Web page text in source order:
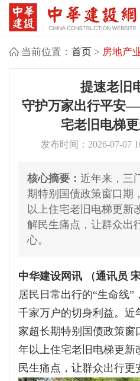
当前位置： 首页> 房地产
提速老旧
守护万家出行平安
宅老旧电梯
发布时间：2026-07-07
核心摘要： 近年来，三
期特别国债政策窗口期
以上住宅老旧电梯更新
解民生痛点，让群众出
心。
中华建设网讯 （通讯员 宋
居民日常出行的“生命线
千家万户的切身利益。近
家超长期特别国债政策窗
年以上住宅老旧电梯更新
民生痛点，让群众出行更